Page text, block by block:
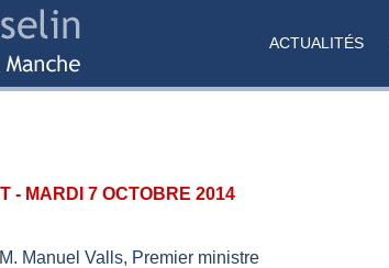
ACTUALITÉS
- MARDI 7 OCTOBRE 2014
Manuel Valls, Premier ministre